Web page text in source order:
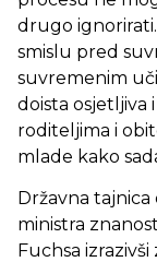
drugo
smislu pred
suvremenim
doista osjetljiva
roditeljima i
mlade kako
Državna
ministra
Fuchsa